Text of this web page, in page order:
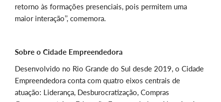
retorno às formações presenciais, pois permitem uma
maior interação’’, comemora.
Sobre o Cidade Empreendedora
Desenvolvido no Rio Grande do Sul desde 2019, o Cidade
Empreendedora conta com quatro eixos centrais de
atuação: Liderança, Desburocratização, Compras